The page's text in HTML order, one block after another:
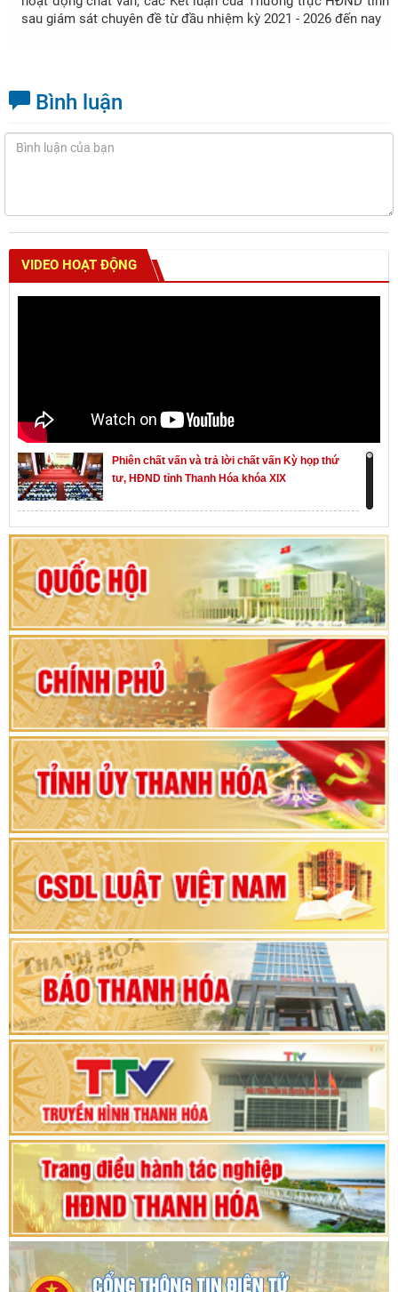
sau giám sát chuyên đề từ đầu nhiệm kỳ 2021 - 2026 đến nay
Bình luận
VIDEO HOẠT ĐỘNG
Phiên chất vấn và trả lời chất vấn Kỳ họp thứ
tư, HĐND tỉnh Thanh Hóa khóa XIX
Khai mạc kỳ họp thứ Nhất, Quốc hội khóa XVI
Hướng dẫn quy trình bỏ phiếu bầu cử ĐBQH
khoá XVI và đại biểu HĐND các cấp nhiệm kỳ
2026-2031
80 năm Quốc hội Việt Nam: vì lợi ích Nhân dân,
vì sự phát triển của đất nước
Bộ Chính trị duyệt nội dung Đại hội đại biểu
Đảng bộ tỉnh Thanh Hóa lần thứ XX, nhiệm kỳ
2025 - 2030
Đại hội đại biểu Đảng bộ xã Yên Thọ lần thứ I,
nhiệm kỳ 2025 – 2030
Đại hội Đảng bộ xã Yên Ninh lần thứ nhất,
nhiệm kỳ 2025 - 2030
Khai mạc Kỳ họp bất thường lần thứ 9, Quốc
hội khóa XV
Phiên thảo luận Kỳ họp thứ 24, HĐND tỉnh
Thanh Hóa khóa XVIII, nhiệm kỳ 2021 - 2026
Bế mạc Kỳ họp thứ hai bốn, Hội đồng nhân dân
tỉnh khoá XVIII